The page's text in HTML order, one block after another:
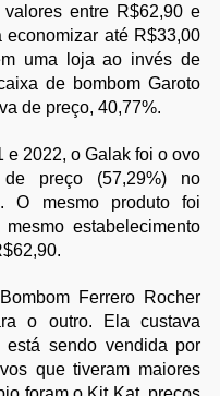
entre R$62,90 e
economizar até R$33,00
uma loja ao invés de
de bombom Garoto
de preço, 40,77%.
e 2022, o Galak foi o ovo
preço (57,29%) no
O mesmo produto foi
estabelecimento
Ferrero Rocher
o outro. Ela custava
sendo vendida por
que tiveram maiores